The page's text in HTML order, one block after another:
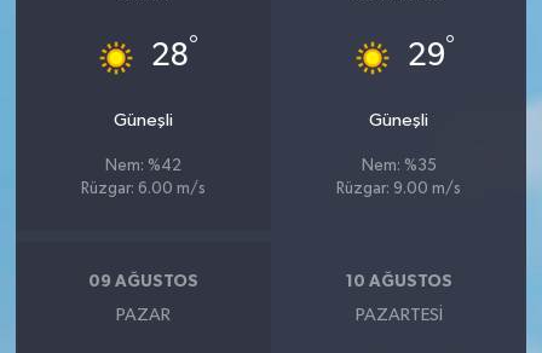
28°
Güneşli
Nem: %42
Rüzgar: 6.00 m/s
29°
Güneşli
Nem: %35
Rüzgar: 9.00 m/s
09 AĞUSTOS
PAZAR
10 AĞUSTOS
PAZARTESI